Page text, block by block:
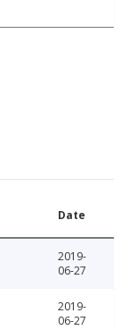
Date
2019-
06-27
2019-
06-27